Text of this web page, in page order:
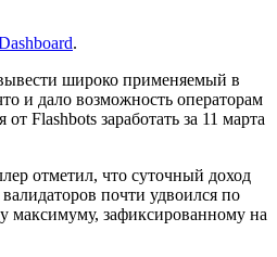
.
широко применяемый в
и дало возможность операторам
Flashbots заработать за 11 марта
отметил, что суточный доход
почти удвоился по
зафиксированному на